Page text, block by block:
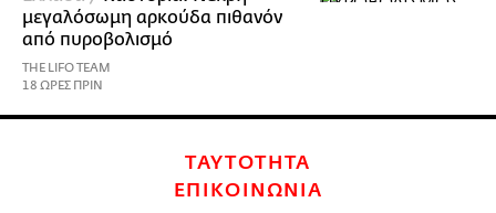
μεγαλόσωμη αρκούδα πιθανόν
από πυροβολισμό
THE LIFO TEAM
18 ΩΡΕΣ ΠΡΙΝ
ΤΑΥΤΟΤΗΤΑ
ΕΠΙΚΟΙΝΩΝΙΑ